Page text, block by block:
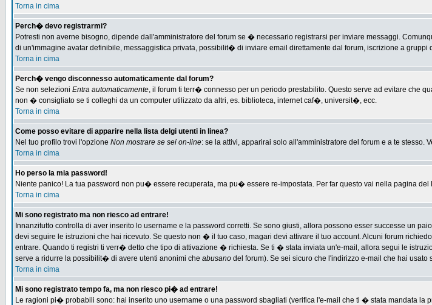
Torna in cima
Perch� devo registrarmi?
Potresti non averne bisogno, dipende dall'amministratore del forum se � necessario registrarsi per inviare messaggi.
di un'immagine avatar definibile, messaggistica privata, possibilit� di inviare email direttamente dal forum, iscrizione a
Torna in cima
Perch� vengo disconnesso automaticamente dal forum?
Se non selezioni Entra automaticamente, il forum ti terr� connesso per un periodo prestabilito. Questo serve ad evitare che
non � consigliato se ti colleghi da un computer utilizzato da altri, es. biblioteca, internet caf�, universit�, ecc.
Torna in cima
Come posso evitare di apparire nella lista delgi utenti in linea?
Nel tuo profilo trovi l'opzione Non mostrare se sei on-line: se la attivi, apparirai solo all'amministratore del forum e a te stesso.
Torna in cima
Ho perso la mia password!
Niente panico! La tua password non pu� essere recuperata, ma pu� essere re-impostata. Per far questo vai nella pagina del
Torna in cima
Mi sono registrato ma non riesco ad entrare!
Innanzitutto controlla di aver inserito lo username e la password corretti. Se sono giusti, allora possono esser successe un
devi seguire le istruzioni che hai ricevuto. Se questo non � il tuo caso, magari devi attivare il tuo account. Alcuni forum
entrare. Quando ti registri ti verr� detto che tipo di attivazione � richiesta. Se ti � stata inviata un'e-mail, allora segui le
serve a ridurre la possibilit� di avere utenti anonimi che abusano del forum). Se sei sicuro che l'indirizzo e-mail che hai
Torna in cima
Mi sono registrato tempo fa, ma non riesco pi� ad entrare!
Le ragioni pi� probabili sono: hai inserito uno username o una password sbagliati (verifica l'e-mail che ti � stata mandata la